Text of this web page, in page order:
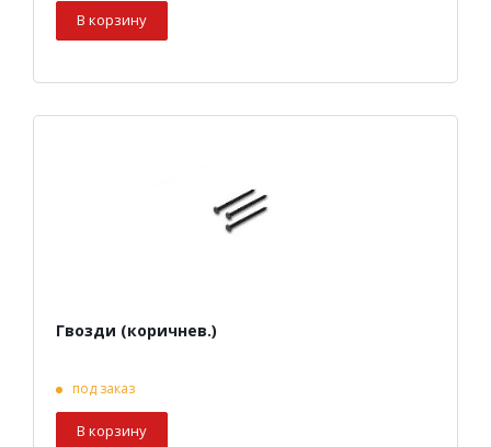
В корзину
Гвозди (коричнев.)
под заказ
В корзину